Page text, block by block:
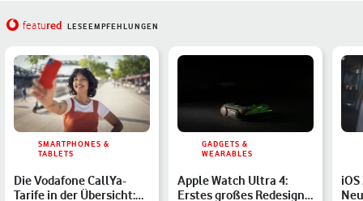
featured LESEEMPFEHLUNGEN
SMARTPHONES &
TABLETS
Die Vodafone CallYa-
Tarife in der Übersicht:
GADGETS &
WEARABLES
Apple Watch Ultra 4:
Erstes großes Redesign